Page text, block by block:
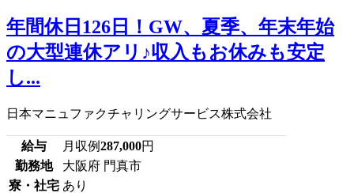
年間休日126日！GW、夏季、年末年始
の大型連休アリ♪収入もお休みも安定
し...
日本マニュファクチャリングサービス株式会社
給与 月収例287,000円
勤務地
大阪府 門真市
寮・社宅 あり